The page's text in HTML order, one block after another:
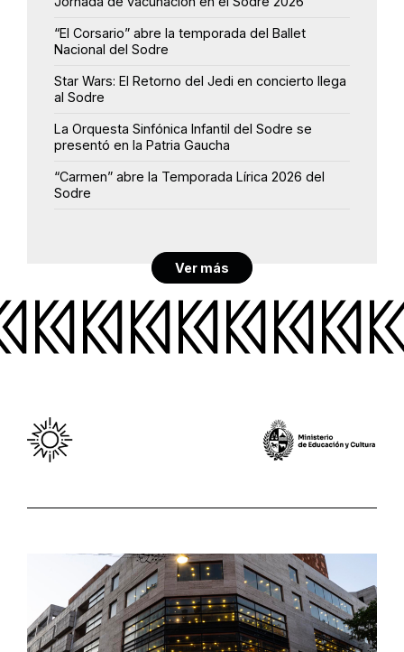
“El Corsario” abre la temporada del Ballet
Nacional del Sodre
Star Wars: El Retorno del Jedi en concierto llega
al Sodre
La Orquesta Sinfónica Infantil del Sodre se
presentó en la Patria Gaucha
“Carmen” abre la Temporada Lírica 2026 del
Sodre
Ver más